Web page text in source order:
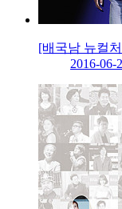
[배국남 뉴컬
2016-06-